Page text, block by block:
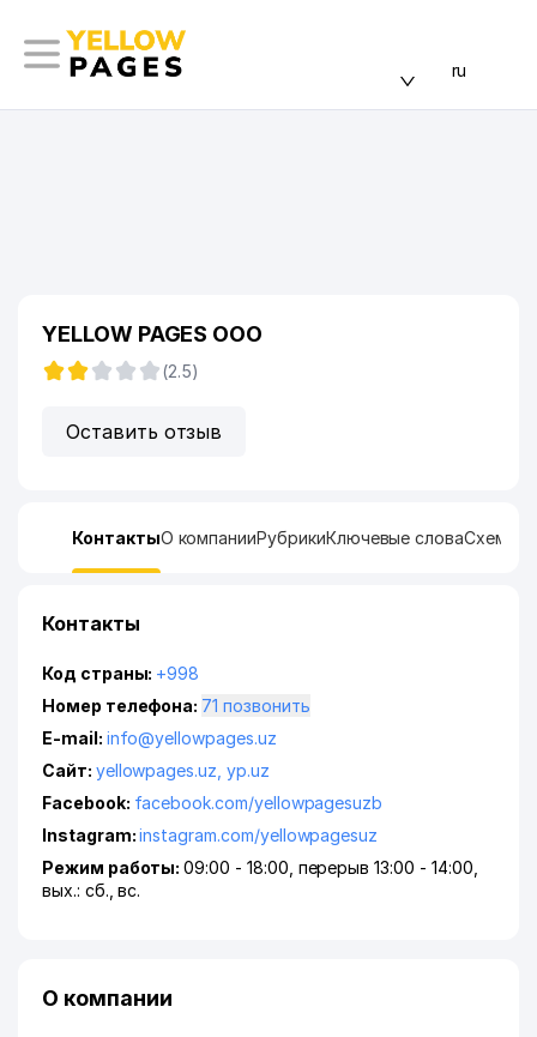
ru
YELLOW PAGES ООО
(2.5)
Оставить отзыв
КонтактыО компанииРубрикиКлючевые словаСхема
Контакты
Код страны: +998
Номер телефона:
71 позвонить
E-mail: info@yellowpages.uz
Сайт: yellowpages.uz yp.uz
Facebook: facebook.com/yellowpagesuzb
Instagram:instagram.com/yellowpagesuz
Режим работы:09:00 - 18:00, перерыв 13:00 - 14:00,
вых.: сб., вс.
О компании